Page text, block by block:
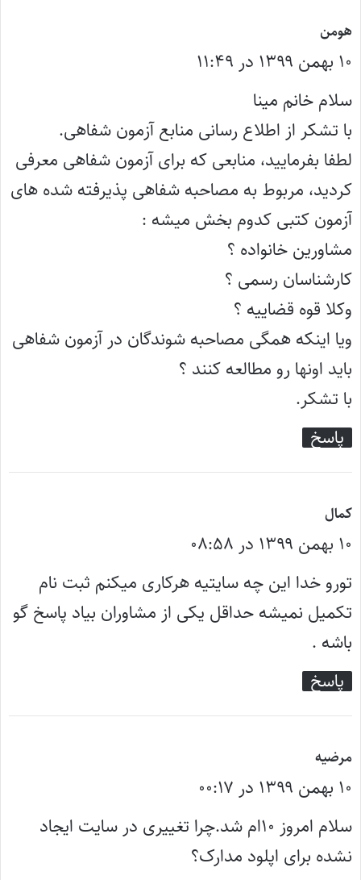
هومن
ف
ت
:
۱۰ بهمن ۱۳۹۹ در ۱۱:۴۹
سلام خانم مینا
با تشکر از اطلاع رسانی منابع آزمون شفاهی.
لطفا بفرمایید، منابعی که برای آزمون شفاهی معرفی
کردید، مربوط به مصاحبه شفاهی پذیرفته شده های
آزمون کتبی کدوم بخش میشه :
مشاورین خانواده ؟
کارشناسان رسمی ؟
وکلا قوه قضاییه ؟
ویا اینکه همگی مصاحبه شوندگان در آزمون شفاهی
باید اونها رو مطالعه کنند ؟
با تشکر.
پاسخ
کمال
ف
ت
:
۱۰ بهمن ۱۳۹۹ در ۰۸:۵۸
تورو خدا این چه سایتیه هرکاری میکنم ثبت نام
تکمیل نمیشه حداقل یکی از مشاوران بیاد پاسخ گو
باشه .
پاسخ
مرضیه
ف
ت
۱۰ بهمن ۱۳۹۹ در ۰۰:۱۷
سلام امروز ۱۰ام شد.چرا تغییری در سایت ایجاد
نشده برای اپلود مدارک؟